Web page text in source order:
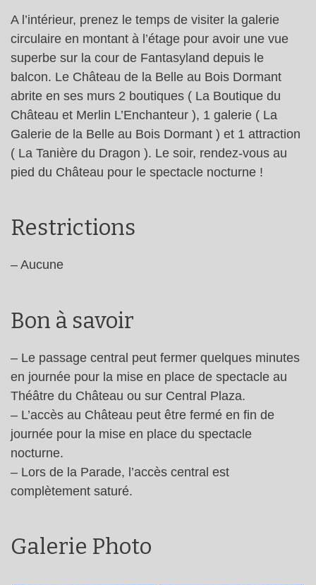
A l’intérieur, prenez le temps de visiter la galerie
circulaire en montant à l’étage pour avoir une vue
superbe sur la cour de Fantasyland depuis le
balcon. Le Château de la Belle au Bois Dormant
abrite en ses murs 2 boutiques ( La Boutique du
Château et Merlin L’Enchanteur ), 1 galerie ( La
Galerie de la Belle au Bois Dormant ) et 1 attraction
( La Tanière du Dragon ). Le soir, rendez-vous au
pied du Château pour le spectacle nocturne !
Restrictions
– Aucune
Bon à savoir
– Le passage central peut fermer quelques minutes
en journée pour la mise en place de spectacle au
Théâtre du Château ou sur Central Plaza.
– L’accès au Château peut être fermé en fin de
journée pour la mise en place du spectacle
nocturne.
– Lors de la Parade, l’accès central est
complètement saturé.
Galerie Photo